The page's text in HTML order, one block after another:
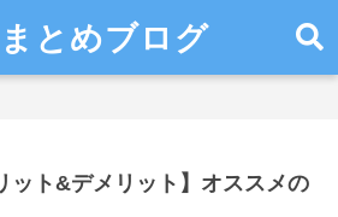
とめブログ
ット&デメリット】オススメの